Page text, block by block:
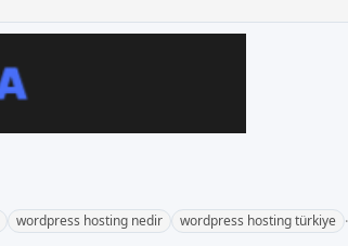
wordpress hosting nedir wordpress hosting türkiye